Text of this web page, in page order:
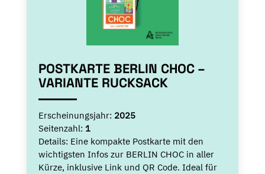
POSTKARTE BERLIN CHOC –
VARIANTE RUCKSACK
Erscheinungsjahr: 2025
Seitenzahl: 1
Details: Eine kompakte Postkarte mit den
wichtigsten Infos zur BERLIN CHOC in aller
Kürze, inklusive Link und QR Code. Ideal für